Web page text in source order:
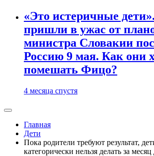
«Это истеричные
пришли в ужас от
министра Словакии
Россию 9 мая. Как они
помешать Фицо?
4 месяца спустя
Главная
Дети
Пока родители требуют результат,
категорически нельзя делать за